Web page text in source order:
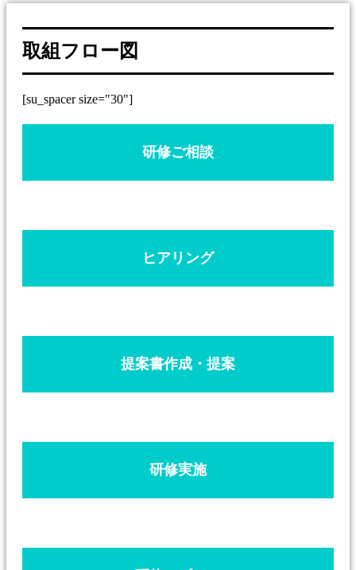
取組フロー図
[su_spacer size="30"]
研修ご相談
ヒアリング
提案書作成・提案
研修実施